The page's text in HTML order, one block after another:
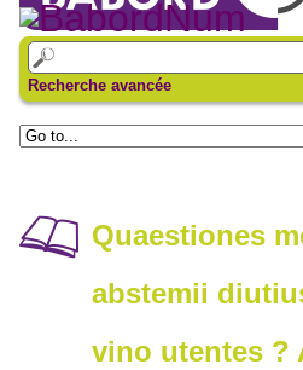
Recherche avancée
Quaestiones
abstemii
vino utentes ?